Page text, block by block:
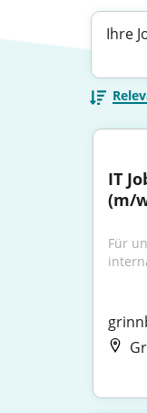
Ihre
IT
(m/
Für